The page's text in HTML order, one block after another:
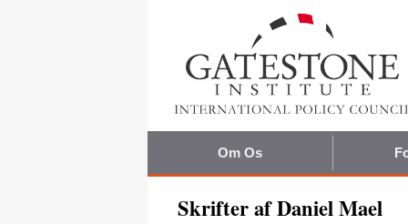
Om Os
Skrifter af Daniel Mael